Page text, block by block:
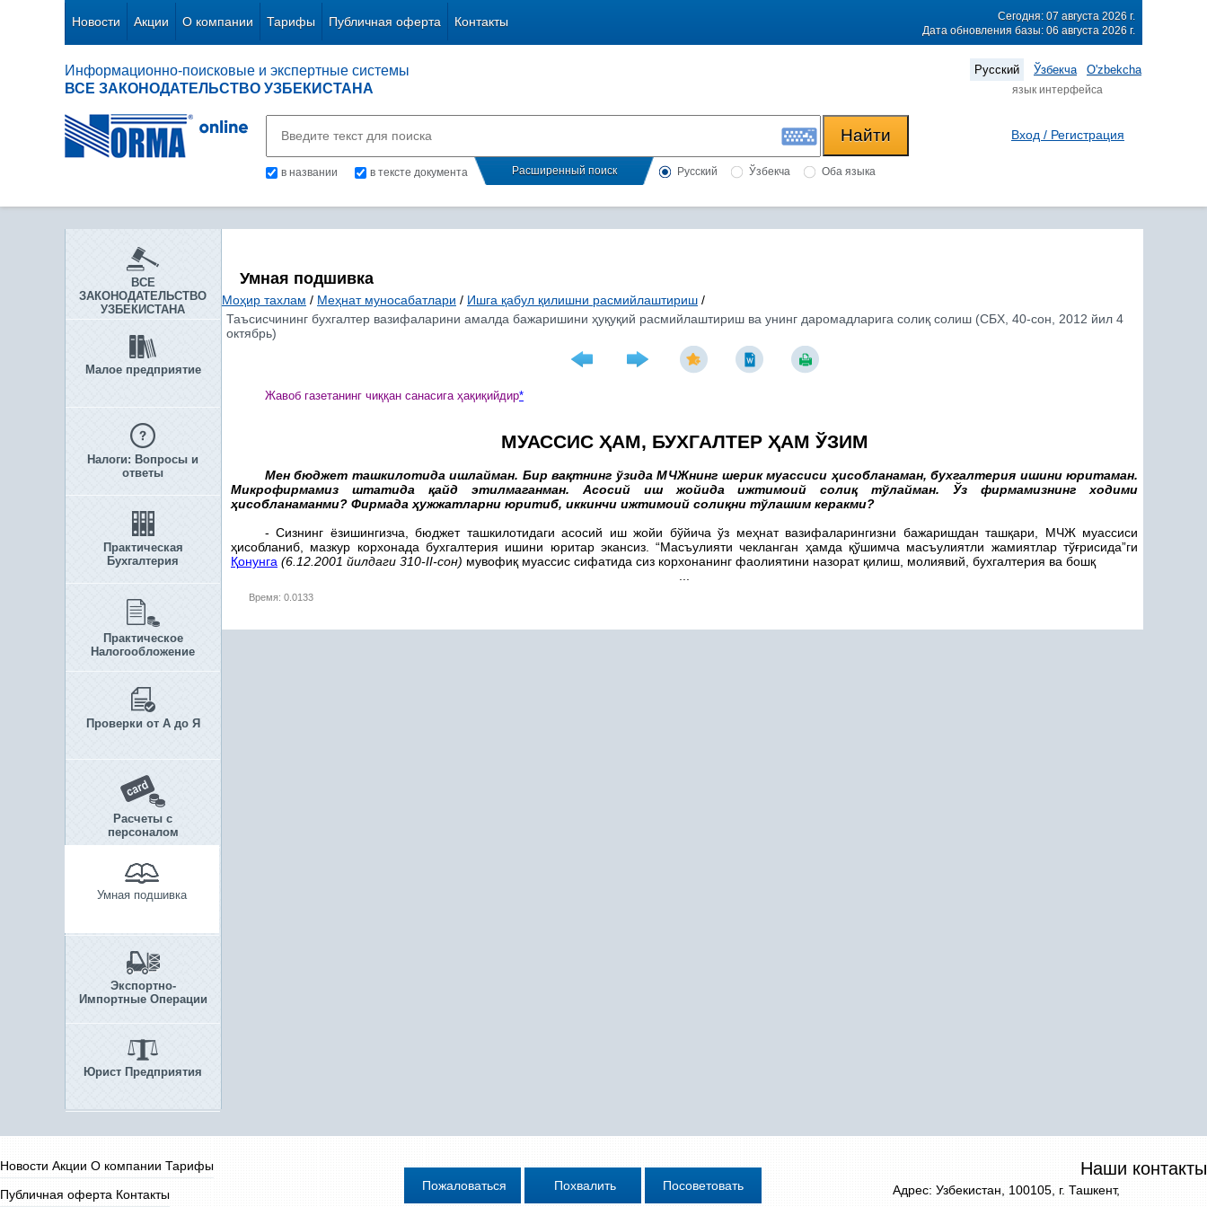
Новости Акции О компании Тарифы Публичная оферта Контакты
Сегодня: 07 августа 2026 г.
Дата обновления базы: 06 августа 2026 г.
Информационно-поисковые и экспертные системы
ВСЕ ЗАКОНОДАТЕЛЬСТВО УЗБЕКИСТАНА
Русский Ўзбекча O'zbekcha
язык интерфейса
в названии в тексте документа Расширенный поиск Русский Ўзбекча Оба языка
Вход / Регистрация
ВСЕ
ЗАКОНОДАТЕЛЬСТВО
УЗБЕКИСТАНА
Малое предприятие
Налоги: Вопросы и
ответы
Практическая
Бухгалтерия
Практическое
Налогообложение
Проверки от А до Я
Расчеты с
персоналом
Умная подшивка
Экспортно-
Импортные Операции
Юрист Предприятия
Умная подшивка
Моҳир тахлам / Меҳнат муносабатлари / Ишга қабул қилишни расмийлаштириш /
Таъсисчининг бухгалтер вазифаларини амалда бажаришини ҳуқуқий расмийлаштириш ва унинг даромадларига солиқ солиш (СБХ, 40-сон, 2012 йил 4
октябрь)
Жавоб газетанинг чиққан санасига ҳақиқийдир*
МУАССИС ҲАМ, БУХГАЛТЕР ҲАМ ЎЗИМ
Мен бюджет ташкилотида ишлайман. Бир вақтнинг ўзида МЧЖнинг шерик муассиси ҳисобланаман, бухгалтерия ишини юритаман.
Микрофирмамиз штатида қайд этилмаганман. Асосий иш жойида ижтимоий солиқтўлайман. Ўз фирмамизнинг ходими
ҳисобланаманми? Фирмада ҳужжатларни юритиб, иккинчи ижтимоий солиқни тўлашим керакми?
- Сизнинг ёзишингизча, бюджет ташкилотидаги асосий иш жойи бўйича ўз меҳнат вазифаларингизни бажаришдан ташқари, МЧЖ муассиси
ҳисобланиб, мазкур корхонада бухгалтерия ишини юритар экансиз. “Масъулияти чекланган ҳамда қўшимча масъулиятли жамиятлар тўғрисида”ги
Қонунга (6.12.2001 йилдаги 310-II-сон) мувофиқ муассис сифатида сиз корхонанинг фаолиятини назорат қилиш, молиявий, бухгалтерия ва бошқ
Время: 0.0133
Новости Акции О компании Тарифы
Публичная оферта Контакты
Наши контакты
Адрес: Узбекистан, 100105, г. Ташкент,